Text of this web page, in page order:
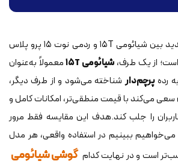
اگر برای خرید گوشی جدید بین شیائومی ۱۵T و ردمی نوت ۱۵ پرو پلاس
از یک طرف،شیائومی ۱۵T
معمولاً به‌عنوان
ردهپرچم‌دارشناخته می‌شود و از طرف دیگر،
سعی می‌کند با قیمت منطقی‌تر، امکانات کامل و
را جلب کند.هدف این مقایسه فقط مرور
ببینیم در استفاده واقعی، هر مدل
است و در نهایت کدام گوشی شیائومی